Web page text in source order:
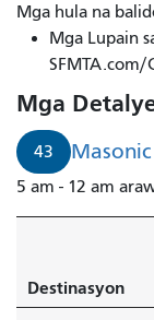
Mga hula na
Mga Lupain
SFMTA.com/
Mga
43 Masonic
5 am - 12 am
Destinasyon